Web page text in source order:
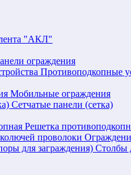
"АКЛ"
ограждения
Противоподкопные
Мобильные ограждения
Сетчатые панели (сетка)
Решетка
Столбы